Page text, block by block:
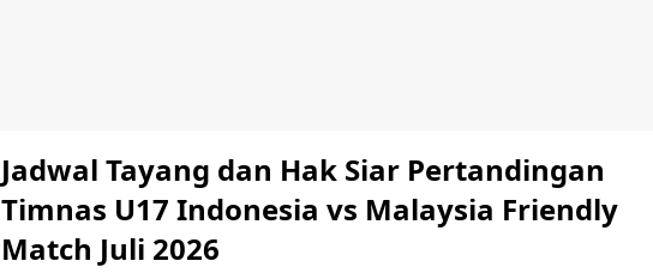
Jadwal Tayang dan Hak Siar Pertandingan
Timnas U17 Indonesia vs Malaysia Friendly
Match Juli 2026